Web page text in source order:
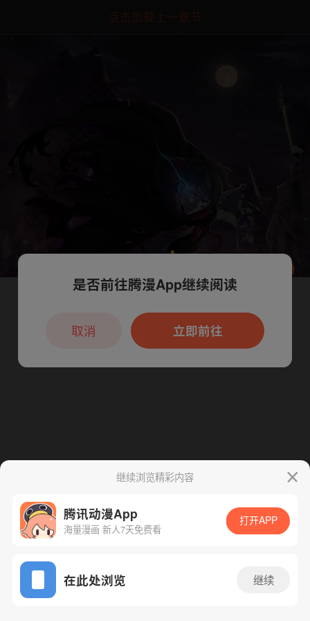
点击加载上一章节
App免费看
腾漫App免费看
继续浏览精彩内容
腾讯动漫App
海量漫画 新人7天免费看
打开APP
在此处浏览 继续
本章节仅支持App阅读，可打开App新用
户7天免费看
是否前往腾漫App继续阅读
立即前往
取消